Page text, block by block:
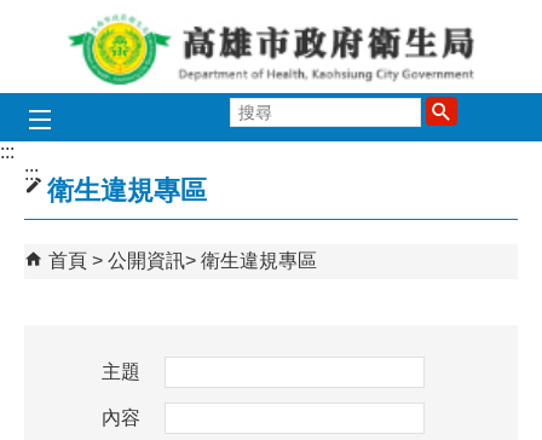
跳到主要內容區塊
尋
:::
:::
衛生違規專區
首頁 公開資訊 衛生違規專區
主題
內容